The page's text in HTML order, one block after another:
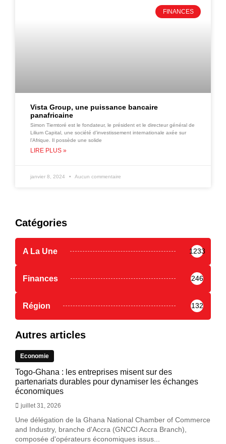
FINANCES
Vista Group, une puissance bancaire
panafricaine
Simon Tiemtoré est le fondateur, le président et le directeur général de
Lilium Capital, une société d’investissement internationale axée sur
l’Afrique. Il possède une solide
LIRE PLUS »
janvier 8, 2024 Aucun commentaire
Catégories
A La Une 1233
Finances 246
Région 132
Autres articles
Economie
Togo-Ghana : les entreprises misent sur des
partenariats durables pour dynamiser les échanges
économiques
juillet 31, 2026
Une délégation de la Ghana National Chamber of Commerce
and Industry, branche d'Accra (GNCCI Accra Branch),
composée d'opérateurs économiques issus...